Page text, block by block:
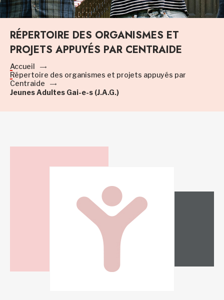
RÉPERTOIRE DES ORGANISMES ET
PROJETS APPUYÉS PAR CENTRAIDE
Accueil
Répertoire des organismes et projets appuyés par
Centraide
Jeunes Adultes Gai-e-s (J.A.G.)